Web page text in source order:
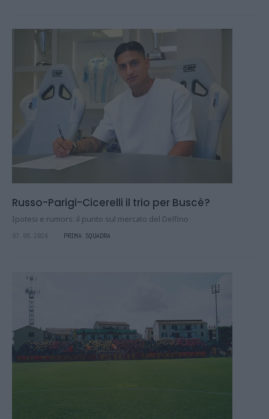
Russo-Parigi-Cicerelli il trio per Buscè?
Ipotesi e rumors: il punto sul mercato del Delfino
07.08.2026 PRIMA SQUADRA